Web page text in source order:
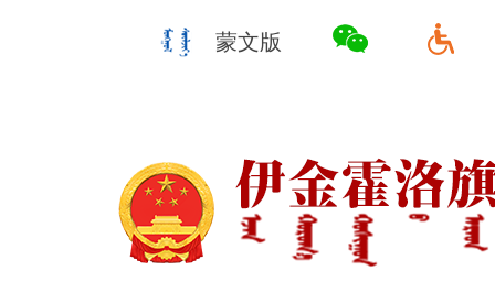
蒙文版